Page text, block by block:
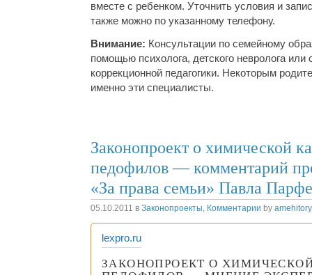
вместе с ребенком. Уточнить условия и
также можно по указанному телефону.
Внимание: Консультации по семейному
помощью психолога, детского невролога или
коррекционной педагогики. Некоторым
именно эти специалисты.
Законопроект о химической
педофилов — комментарий
«За права семьи» Павла
05.10.2011 в Законопроекты, Комментарии by
lexpro.ru
ЗАКОНОПРОЕКТ О